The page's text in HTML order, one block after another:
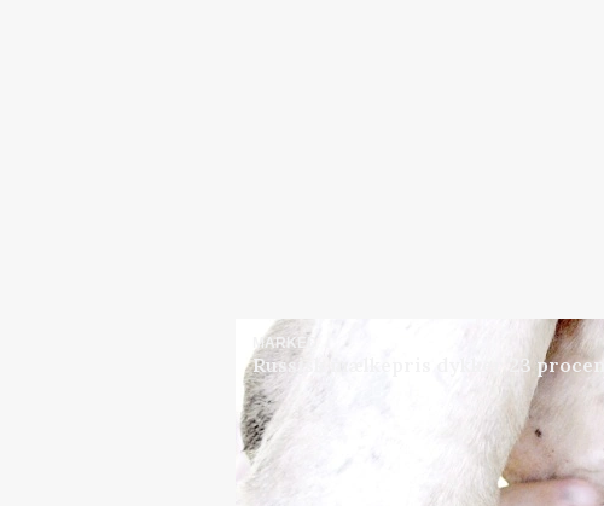
MARKED
Russisk mælkepris dykker 23 procent